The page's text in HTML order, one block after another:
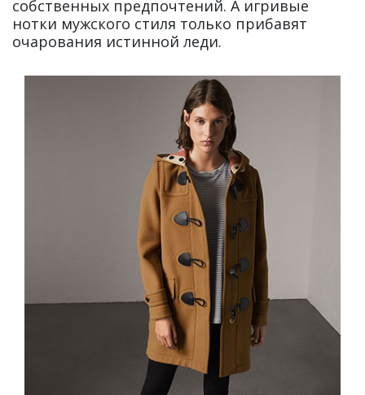
собственных предпочтений. А игривые
нотки мужского стиля только прибавят
очарования истинной леди.